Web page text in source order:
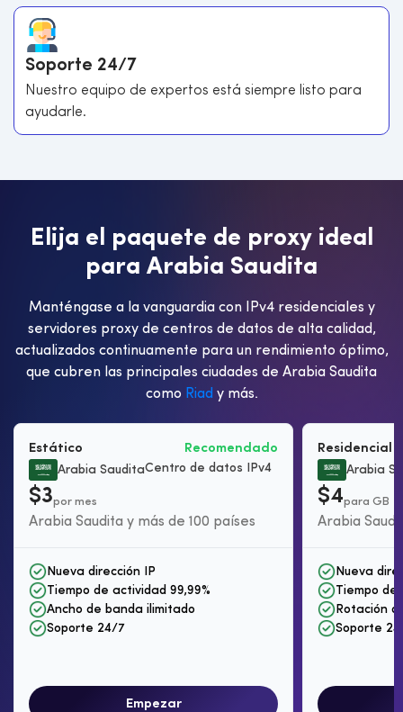
Soporte 24/7
Nuestro equipo de expertos está siempre listo para
ayudarle.
Elija el paquete de proxy ideal
para Arabia Saudita
Manténgase a la vanguardia con IPv4 residenciales y
servidores proxy de centros de datos de alta calidad,
actualizados continuamente para un rendimiento óptimo,
que cubren las principales ciudades de Arabia Saudita
como Riad y más.
Estático
Recomendado
Arabia SauditaCentro de datos IPv4
$3por mes
Arabia Saudita y más de 100 países
Nueva dirección IP
Tiempo de actividad 99,99%
Ancho de banda ilimitado
Soporte 24/7
Empezar
Residencial
Arabia
$4para GB
Arabia
Nueva
Tiempo de
Rotación
Soporte